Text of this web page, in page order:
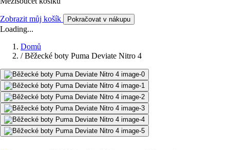
Zobrazit můj košík Pokračovat v nákupu
Loading...
Domů
/ Běžecké boty Puma Deviate Nitro 4